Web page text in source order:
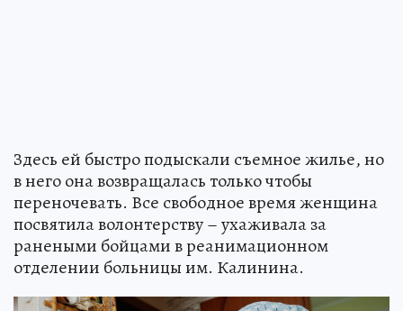
Здесь ей быстро подыскали съемное жилье, но
в него она возвращалась только чтобы
переночевать. Все свободное время женщина
посвятила волонтерству – ухаживала за
ранеными бойцами в реанимационном
отделении больницы им. Калинина.